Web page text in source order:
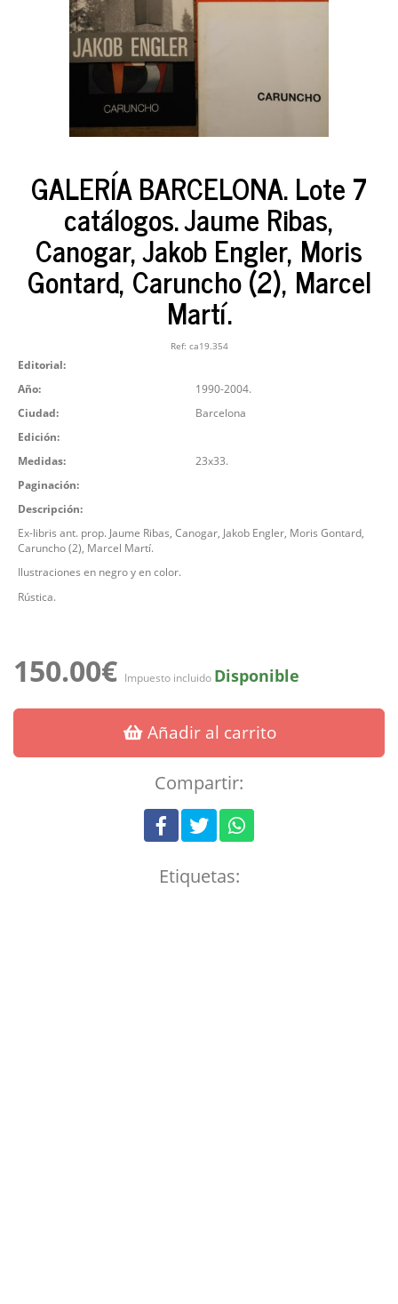
GALERÍA BARCELONA. Lote 7
catálogos. Jaume Ribas,
Canogar, Jakob Engler, Moris
Gontard, Caruncho (2), Marcel
Martí.
Ref: ca19.354
Editorial:
Año:
1990-2004.
Ciudad:
Barcelona
Edición:
Medidas:
23x33.
Paginación:
Descripción:
Ex-libris ant. prop. Jaume Ribas, Canogar, Jakob Engler, Moris Gontard,
Caruncho (2), Marcel Martí.
Ilustraciones en negro y en color.
Rústica.
150.00€ Impuesto incluido Disponible
Añadir al carrito
Compartir:
Etiquetas: